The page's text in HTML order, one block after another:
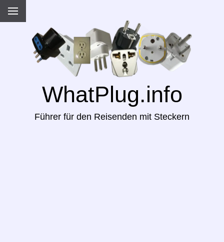
WhatPlug.info
Führer für den Reisenden mit Steckern